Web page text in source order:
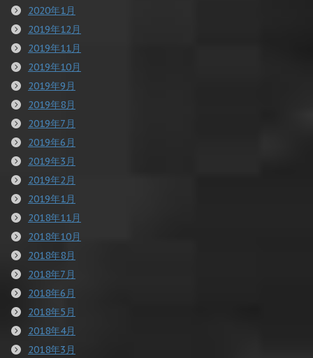
2020年1月
2019年12月
2019年11月
2019年10月
2019年9月
2019年8月
2019年7月
2019年6月
2019年3月
2019年2月
2019年1月
2018年11月
2018年10月
2018年8月
2018年7月
2018年6月
2018年5月
2018年4月
2018年3月